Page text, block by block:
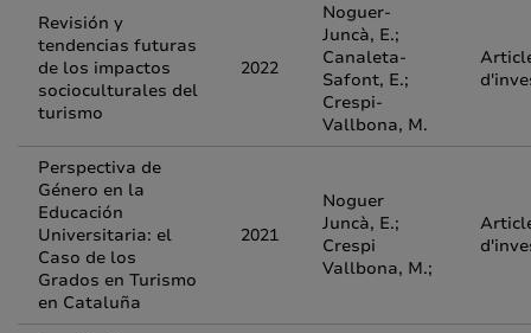
Revisión y
tendencias futuras
de los impactos
socioculturales del
turismo
2022
Noguer-
Juncà, E.;
Canaleta-
Safont, E.;
Crespi-
Vallbona, M.
Perspectiva de
Género en la
Educación
Universitaria: el
Caso de los
Grados en Turismo
en Cataluña
2021
Noguer
Juncà, E.;
Crespi
Vallbona, M.;